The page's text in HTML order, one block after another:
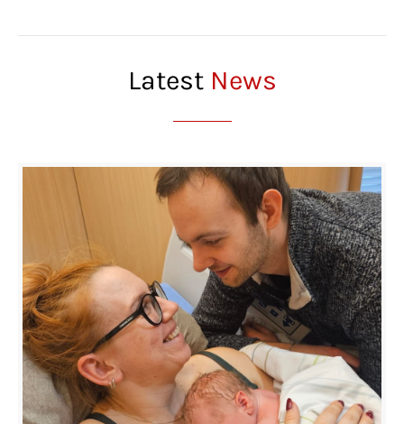
Latest News